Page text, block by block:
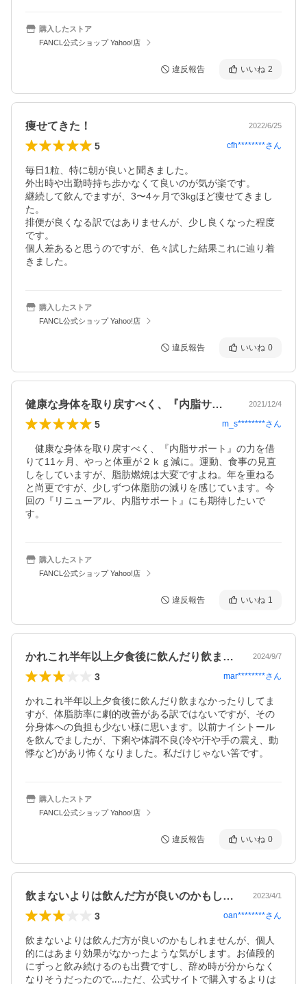
購入したストア
FANCL公式ショップ Yahoo!店
違反報告 いいね 2
痩せてきた！ 2022/6/25
5 cfh********さん
毎日1粒、特に朝が良いと聞きました。
外出時や出勤時持ち歩かなくて良いのが気が楽です。
継続して飲んでますが、3〜4ヶ月で3kgほど痩せてきまし
た。
排便が良くなる訳ではありませんが、少し良くなった程度
です。
個人差あると思うのですが、色々試した結果これに辿り着
きました。
購入したストア
FANCL公式ショップ Yahoo!店
違反報告 いいね 0
健康な身体を取り戻すべく、『内脂サポー… 2021/12/4
5 m_s********さん
健康な身体を取り戻すべく、『内脂サポート』の力を借
りて11ヶ月、やっと体重が２ｋｇ減に。運動、食事の見直
しをしていますが、脂肪燃焼は大変ですよね。年を重ねる
と尚更ですが、少しずつ体脂肪の減りを感じています。今
回の『リニューアル、内脂サポート』にも期待したいで
す。
購入したストア
FANCL公式ショップ Yahoo!店
違反報告 いいね 1
かれこれ半年以上夕食後に飲んだり飲まな… 2024/9/7
3 mar********さん
かれこれ半年以上夕食後に飲んだり飲まなかったりしてま
すが、体脂肪率に劇的改善がある訳ではないですが、その
分身体への負担も少ない様に思います。以前ナイシトール
を飲んでましたが、下痢や体調不良(冷や汗や手の震え、動
悸など)があり怖くなりました。私だけじゃない筈です。
購入したストア
FANCL公式ショップ Yahoo!店
違反報告 いいね 0
飲まないよりは飲んだ方が良いのかもしれ… 2023/4/1
3 oan********さん
飲まないよりは飲んだ方が良いのかもしれませんが、個人
的にはあまり効果がなかったような気がします。お値段的
にずっと飲み続けるのも出費ですし、辞め時が分からなく
なりそうだったので‥‥ただ、公式サイトで購入するよりは